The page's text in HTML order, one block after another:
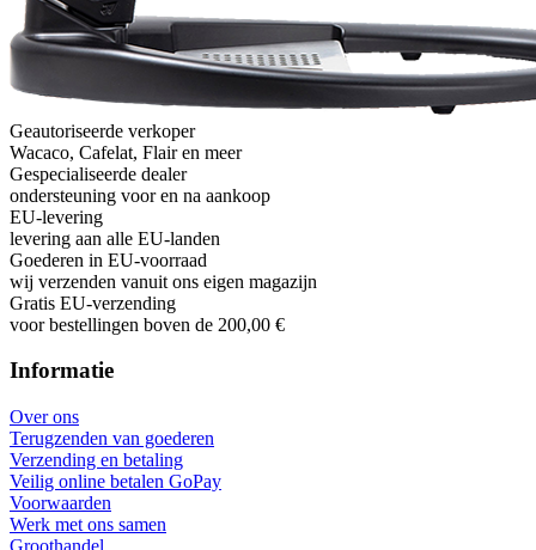
Geautoriseerde verkoper
Wacaco, Cafelat, Flair en meer
Gespecialiseerde dealer
ondersteuning voor en na aankoop